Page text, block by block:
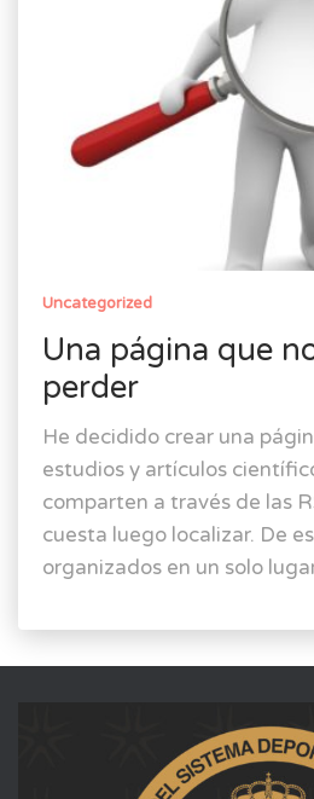
Uncategorized
Una página que
perder
He decidido crear una
estudios y artículos
comparten a través de las
cuesta luego localizar. De
organizados en un solo